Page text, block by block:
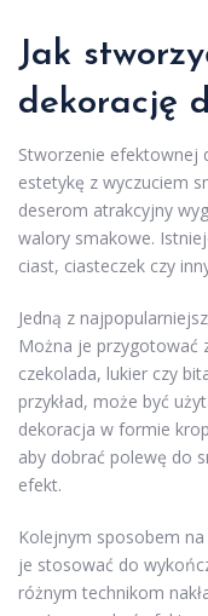
Jak
dekorację
Stworzenie efektownej
estetykę z wyczuciem
deserom atrakcyjny
walory smakowe.
ciast, ciasteczek czy
Jedną z
Można je przygotować
czekolada, lukier czy
przykład, może być
dekoracja w formie
aby dobrać polewę do
efekt.
Kolejnym sposobem
je stosować do
różnym technikom